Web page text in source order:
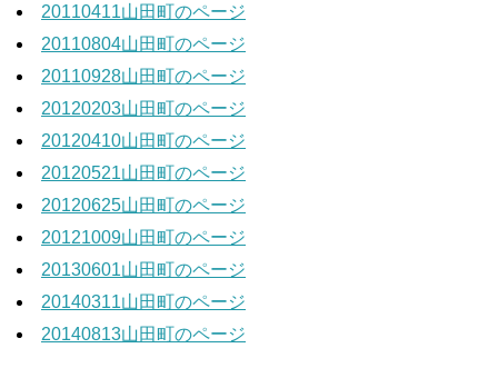
20110411山田町のページ
20110804山田町のページ
20110928山田町のページ
20120203山田町のページ
20120410山田町のページ
20120521山田町のページ
20120625山田町のページ
20121009山田町のページ
20130601山田町のページ
20140311山田町のページ
20140813山田町のページ